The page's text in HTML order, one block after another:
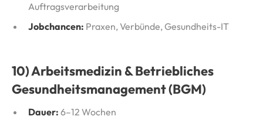
Auftragsverarbeitung
Jobchancen: Praxen, Verbünde, Gesundheits-IT
10) Arbeitsmedizin & Betriebliches
Gesundheitsmanagement (BGM)
Dauer: 6–12 Wochen